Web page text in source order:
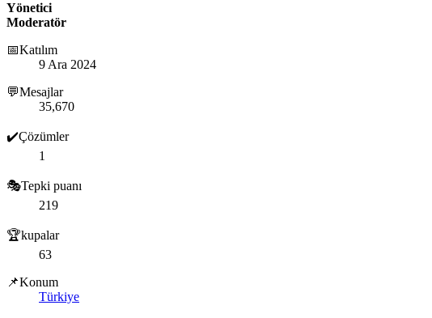
Yönetici
Moderatör
📅Katılım
9 Ara 2024
💬Mesajlar
35,670
✔️Çözümler
1
🎭Tepki puanı
219
🏆kupalar
63
📌Konum
Türkiye